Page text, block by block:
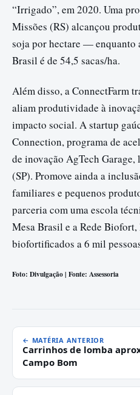
“Irrigado”, em 2020. Uma
Missões (RS) alcançou
soja por hectare — enquanto
Brasil é de 54,5 sacas/ha.
Além disso, a ConnectFarm
aliam produtividade à
impacto social. A startup
Connection, programa de
de inovação AgTech
(SP). Promove ainda a
familiares e pequenos
parceria com uma escola
Mesa Brasil e a Rede
biofortificados a 6 mil
Foto: Divulgação | Fonte: Assessoria
← MATÉRIA ANTERIOR
Carrinhos de lomba
Campo Bom